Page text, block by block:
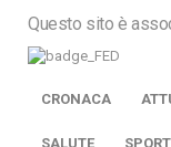
Questo sito è
CRONACA
SALUTE SPORT